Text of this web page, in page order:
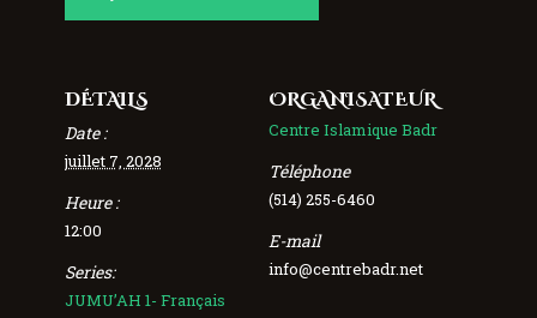
DÉTAILS
Date :
juillet 7, 2028
Heure :
12:00
Series:
JUMU’AH 1- Français
ORGANISATEUR
Centre Islamique Badr
Téléphone
(514) 255-6460
E-mail
info@centrebadr.net